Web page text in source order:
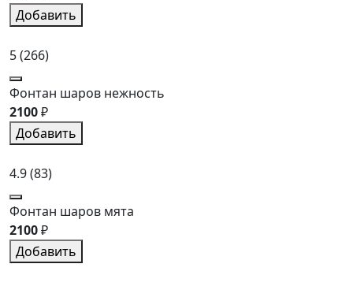
Добавить
5(266)
Фонтан шаров нежность
2100₽
Добавить
4.9(83)
Фонтан шаров мята
2100₽
Добавить